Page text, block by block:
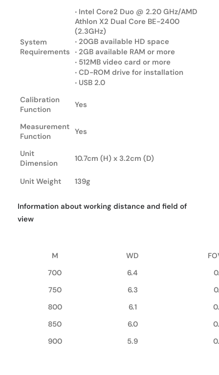
System
Requirements
‧ Intel Core2 Duo @ 2.20 GHz/AMD
Athlon X2 Dual Core BE-2400
(2.3GHz)
‧ 20GB available HD space
‧ 2GB available RAM or more
‧ 512MB video card or more
‧ CD-ROM drive for installation
‧ USB 2.0
Calibration
Function
Yes
Measurement
Function
Yes
Unit
Dimension
10.7cm (H) x 3.2cm (D)
Unit Weight 139g
Information about working distance and field of
view
M WD
700
6.4
750
6.3
800
6.1
850
6.0
900
5.9